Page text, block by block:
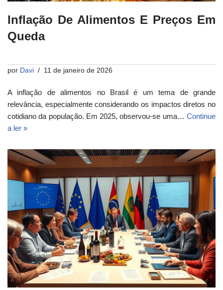
Inflação De Alimentos E Preços Em
Queda
por Davi 11 de janeiro de 2026
A inflação de alimentos no Brasil é um tema de grande
relevância, especialmente considerando os impactos diretos no
cotidiano da população. Em 2025, observou-se uma… Continue
a ler »